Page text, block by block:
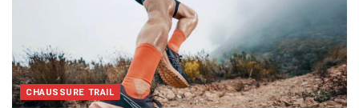
CHAUSSURE TRAIL